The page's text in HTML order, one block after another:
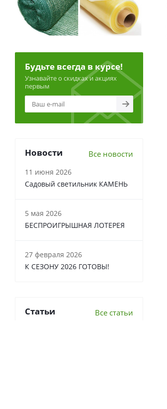
Будьте всегда в курсе!
Узнавайте о скидках и акциях
первым
Новости Все новости
11 июня 2026
Садовый светильник КАМЕНЬ
5 мая 2026
БЕСПРОИГРЫШНАЯ ЛОТЕРЕЯ
27 февраля 2026
К СЕЗОНУ 2026 ГОТОВЫ!
Статьи Все статьи